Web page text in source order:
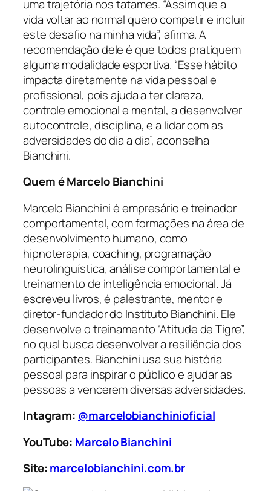
uma trajetória nos tatames. “Assim que a
vida voltar ao normal quero competir e incluir
este desafio na minha vida”, afirma. A
recomendação dele é que todos pratiquem
alguma modalidade esportiva. “Esse hábito
impacta diretamente na vida pessoal e
profissional, pois ajuda a ter clareza,
controle emocional e mental, a desenvolver
autocontrole, disciplina, e a lidar com as
adversidades do dia a dia”, aconselha
Bianchini.
Quem é Marcelo Bianchini
Marcelo Bianchini é empresário e treinador
comportamental, com formações na área de
desenvolvimento humano, como
hipnoterapia, coaching, programação
neurolinguística, análise comportamental e
treinamento de inteligência emocional. Já
escreveu livros, é palestrante, mentor e
diretor-fundador do Instituto Bianchini. Ele
desenvolve o treinamento “Atitude de Tigre”,
no qual busca desenvolver a resiliência dos
participantes. Bianchini usa sua história
pessoal para inspirar o público e ajudar as
pessoas a vencerem diversas adversidades.
Intagram: @marcelobianchinioficial
YouTube: Marcelo Bianchini
Site:marcelobianchini.com.br